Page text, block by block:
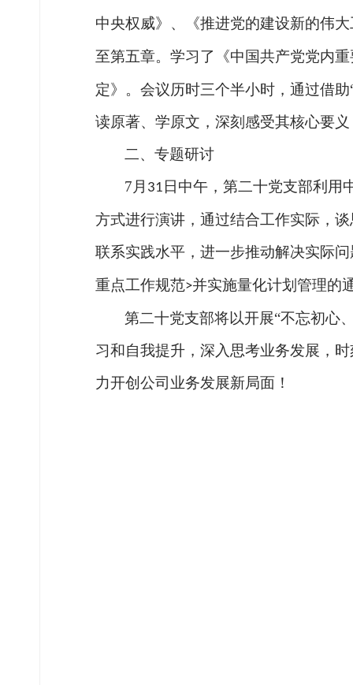
中央权威》、《推进党的建设新的伟
至第五章。学习了《中国共产党党内
定》。会议历时三个半小时，通过借
读原著、学原文，深刻感受其核心要
二、专题研讨
7 月 31 日中午，第二十党支部利用
方式进行演讲，通过结合工作实际，
联系实践水平，进一步推动解决实际
重点工作规范>并实施量化计划管理的
第二十党支部将以开展“不忘初心
习和自我提升，深入思考业务发展，
力开创公司业务发展新局面！